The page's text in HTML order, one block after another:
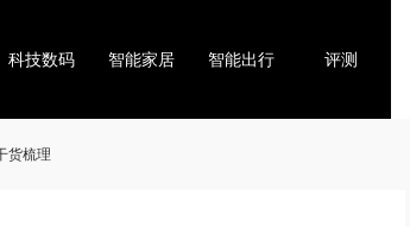
科技数码 智能家居 智能出行 评测
货梳理